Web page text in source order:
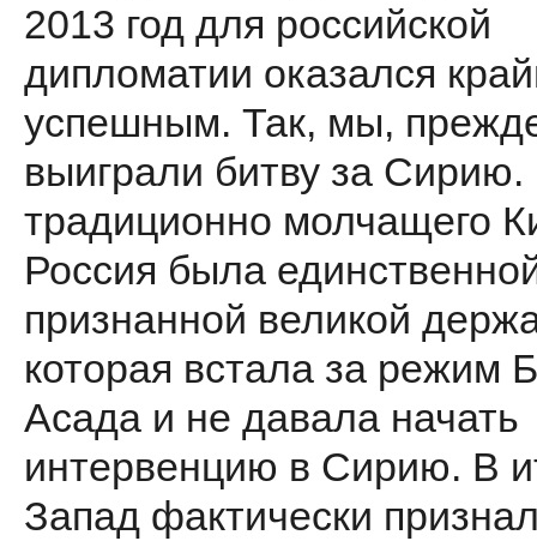
2013 год для российской
дипломатии оказался
успешным. Так, мы,
выиграли битву за
традиционно молчащего
Россия была
признанной великой
которая встала за режим
Асада и не давала начать
интервенцию в Сирию. В
Запад фактически